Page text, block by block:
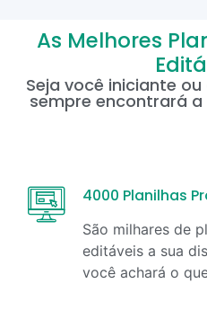
As Melhores
Seja você iniciante
sempre encontrará a
4000 Planilhas
São milhares de
editáveis a sua
você achará o